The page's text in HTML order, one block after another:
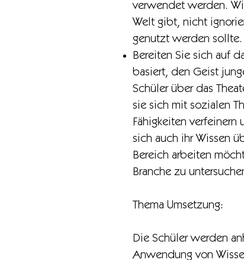
verwendet werden.
Welt gibt, nicht
genutzt werden sollte.
Bereiten Sie sich auf
basiert, den Geist
Schüler über das
sie sich mit sozialen
Fähigkeiten
sich auch ihr Wissen
Bereich arbeiten
Branche zu
Thema Umsetzung:
Die Schüler werden
Anwendung von